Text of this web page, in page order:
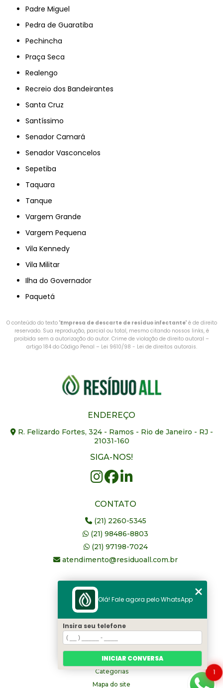
Padre Miguel
Pedra de Guaratiba
Pechincha
Praça Seca
Realengo
Recreio dos Bandeirantes
Santa Cruz
Santíssimo
Senador Camará
Senador Vasconcelos
Sepetiba
Taquara
Tanque
Vargem Grande
Vargem Pequena
Vila Kennedy
Vila Militar
Ilha do Governador
Paquetá
O conteúdo do texto "Empresa de descarte de resíduo infectante" é de direito
reservado. Sua reprodução, parcial ou total, mesmo citando nossos links, é
proibida sem a autorização do autor. Crime de violação de direito autoral –
artigo 184 do Código Penal – Lei 9610/98 - Lei de direitos autorais.
ENDEREÇO
R. Felizardo Fortes, 324 - Ramos - Rio de Janeiro - RJ -
21031-160
SIGA-NOS!
CONTATO
(21) 2260-5345
(21) 98486-8803
(21) 97198-7024
atendimento@residuoall.com.br
Quem somos
serviços
Blog
Contato
Categorias
Mapa do site
1
Olá! Fale agora pelo WhatsApp
Insira seu telefone
INICIAR CONVERSA